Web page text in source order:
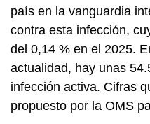
país en la vanguardia
contra esta infección,
del 0,14 % en el 2025.
actualidad, hay unas
infección activa. Cifras
propuesto por la OMS